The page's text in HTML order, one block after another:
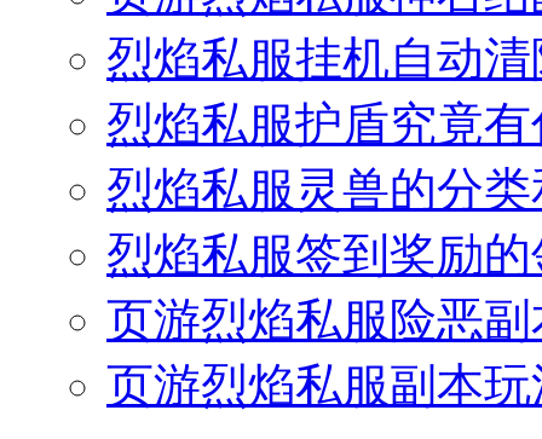
烈焰私服挂机自动
烈焰私服护盾究竟
烈焰私服灵兽的分
烈焰私服签到奖励
页游烈焰私服险恶
页游烈焰私服副本